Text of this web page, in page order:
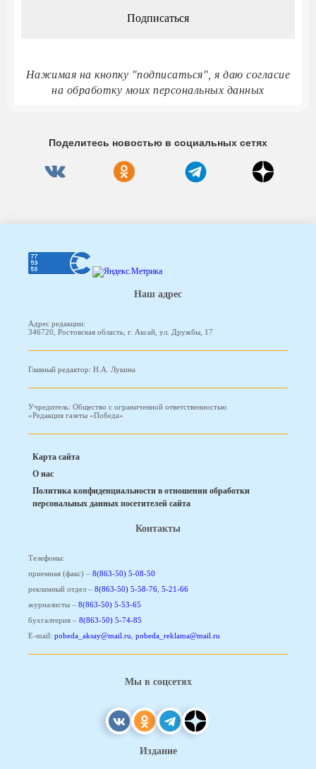
Нажимая на кнопку "подписаться", я даю согласие
на обработку моих персональных данных
Поделитесь новостью в социальных сетях
Наш адрес
Адрес редакции:
346720, Ростовская область, г. Аксай, ул. Дружбы, 17
Главный редактор: Н.А. Лукина
Учредитель: Общество с ограниченной ответственностью
«Редакция газеты «Победа»
Карта сайта
О нас
Политика конфиденциальности в отношении обработки
персональных данных посетителей сайта
Контакты
Телефоны:
приемная (факс) – 8(863-50) 5-08-50
рекламный отдел – 8(863-50) 5-58-76, 5-21-66
журналисты – 8(863-50) 5-53-65
бухгалтерия – 8(863-50) 5-74-85
E-mail: pobeda_aksay@mail.ru, pobeda_reklama@mail.ru
Мы в соцсетях
Издание